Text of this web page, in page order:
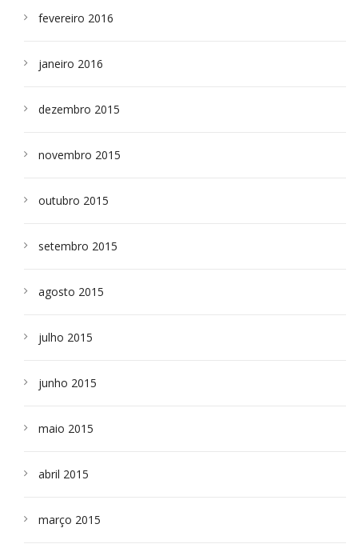
fevereiro 2016
janeiro 2016
dezembro 2015
novembro 2015
outubro 2015
setembro 2015
agosto 2015
julho 2015
junho 2015
maio 2015
abril 2015
março 2015